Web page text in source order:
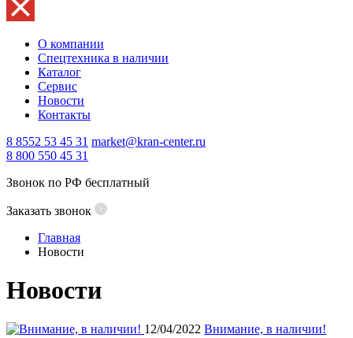
О компании
Спецтехника в наличии
Каталог
Сервис
Новости
Контакты
8 8552 53 45 31 market@kran-center.ru
8 800 550 45 31
Звонок по РФ бесплатный
Заказать звонок
Главная
Новости
Новости
12/04/2022 Внимание, в наличии!